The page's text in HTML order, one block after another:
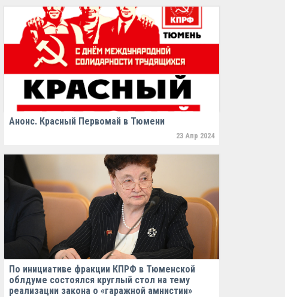
Анонс. Красный Первомай в Тюмени
23 Апр 2024
По инициативе фракции КПРФ в Тюменской
облдуме состоялся круглый стол на тему
реализации закона о «гаражной амнистии»